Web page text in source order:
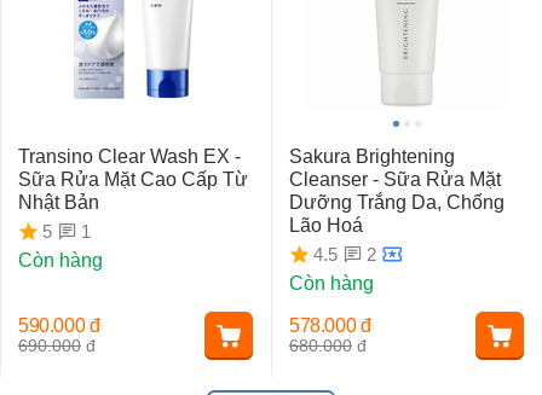
Transino Clear Wash EX -
Sữa Rửa Mặt Cao Cấp Từ
Nhật Bản
5
1
Còn hàng
690.000 đ
590.000 đ
Sakura Brightening
Cleanser - Sữa Rửa Mặt
Dưỡng Trắng Da, Chống
Lão Hoá
4.5
2
Còn hàng
680.000 đ
578.000 đ